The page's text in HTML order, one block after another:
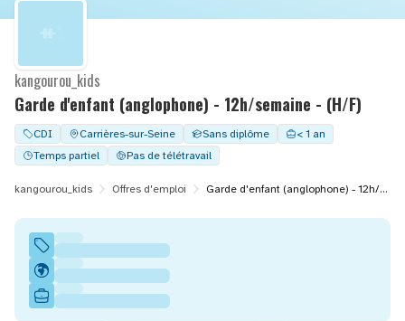
Garde d'enfant (anglophone) - 12h/semaine - (H/F)
kangourou_kids
CDI Carrières-sur-Seine Sans diplôme
< 1 an
Temps partiel
Pas de télétravail
kangourou_kids Offres d'emploi Garde d'enfant (anglophone) - 12h/semaine - (H/F)